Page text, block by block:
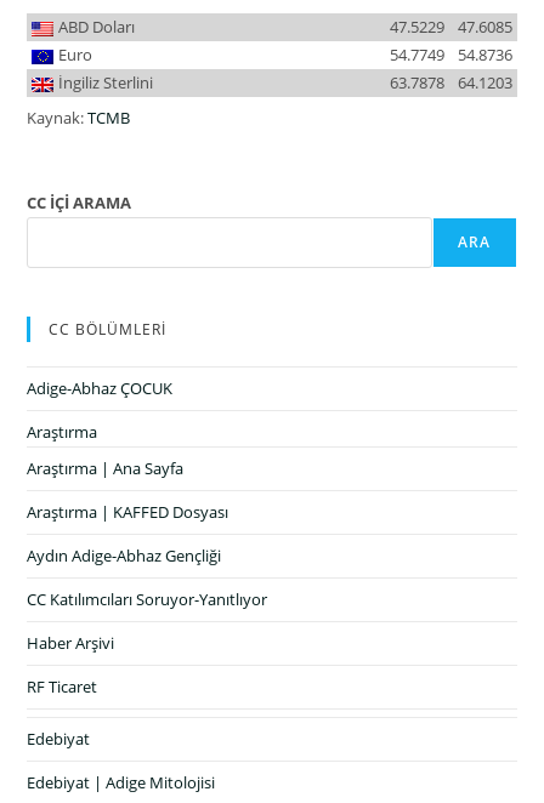
ABD Doları 47.6085
47.5229
Euro
54.8736
54.7749
İngiliz Sterlini
64.1203
63.7878
Kaynak:TCMB
CC İÇİ ARAMA
ARA
CC BÖLÜMLERİ
Adige-Abhaz ÇOCUK
Araştırma
Araştırma | Ana Sayfa
Araştırma | KAFFED Dosyası
Aydın Adige-Abhaz Gençliği
CC Katılımcıları Soruyor-Yanıtlıyor
Haber Arşivi
RF Ticaret
Edebiyat
Edebiyat | Adige Mitolojisi